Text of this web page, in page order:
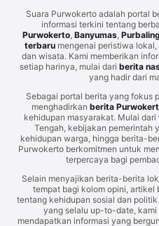
Suara Purwokerto adalah portal
informasi terkini tentang
Purwokerto, Banyumas,
terbarumengenai peristiwa lokal,
dan wisata. Kami memberikan
setiap harinya, mulai dari berita
yang hadir dari
Sebagai portal berita yang fokus
menghadirkan berita
kehidupan masyarakat. Mulai dari
Tengah, kebijakan pemerintah
kehidupan warga, hingga berita-
Purwokerto berkomitmen untuk
terpercaya bagi
Selain menyajikan berita-berita
tempat bagi kolom opini, artikel
tentang kehidupan sosial dan
yang selalu up-to-date,
mendapatkan informasi yang